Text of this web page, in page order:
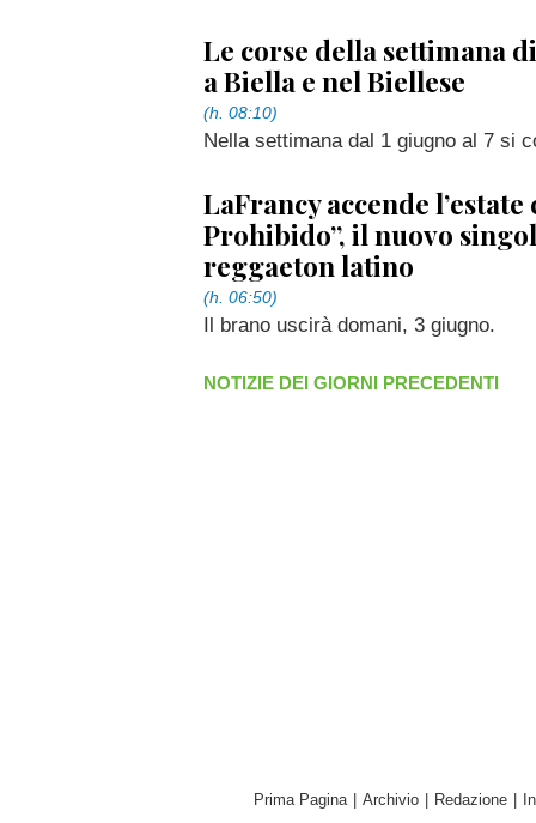
Le corse della settimana
a Biella e nel Biellese
(h. 08:10)
Nella settimana dal 1 giugno al 7 si
LaFrancy accende l’estate
Prohibido”, il nuovo
reggaeton latino
(h. 06:50)
Il brano uscirà domani, 3 giugno.
NOTIZIE DEI GIORNI PRECEDENTI
Prima Pagina Archivio Redazione